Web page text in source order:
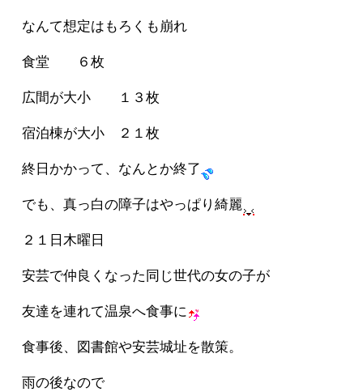
なんて想定はもろくも崩れ
食堂 ６枚
広間が大小 １３枚
宿泊棟が大小 ２１枚
終日かかって、なんとか終了
でも、真っ白の障子はやっぱり綺麗
２１日木曜日
安芸で仲良くなった同じ世代の女の子が
友達を連れて温泉へ食事に
食事後、図書館や安芸城址を散策。
雨の後なので